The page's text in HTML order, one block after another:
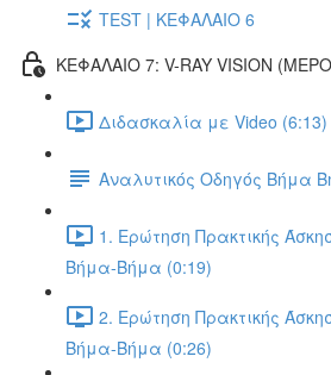
TEST | ΚΕΦΑΛΑΙΟ 6
ΚΕΦΑΛΑΙΟ 7: V-RAY VISION
Διδασκαλία με Video (6:13)
Αναλυτικός Οδηγός Βήμα
1. Ερώτηση Πρακτικής
Βήμα-Βήμα (0:19)
2. Ερώτηση Πρακτικής
Βήμα-Βήμα (0:26)